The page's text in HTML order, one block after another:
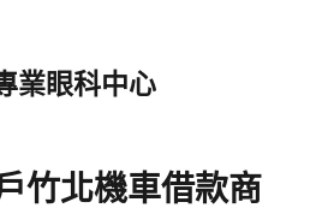
業眼科中心
竹北機車借款商